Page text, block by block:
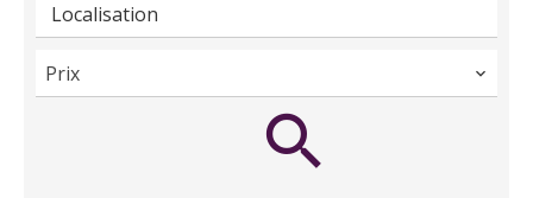
Localisation
Prix